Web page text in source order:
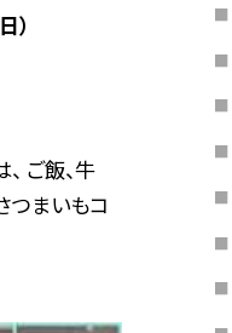
）
ご飯、牛
つまいもコ